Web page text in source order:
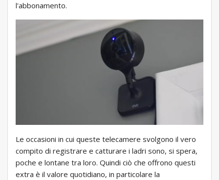
l'abbonamento.
Le occasioni in cui queste telecamere svolgono il vero
compito di registrare e catturare i ladri sono, si spera,
poche e lontane tra loro. Quindi ciò che offrono questi
extra è il valore quotidiano, in particolare la